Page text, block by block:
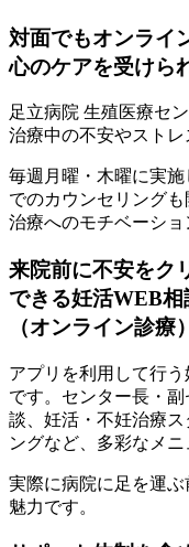
対面でもオンライ
心のケアを受けら
足立病院 生殖医療セ
治療中の不安やスト
毎週月曜・木曜に実
でのカウンセリング
治療へのモチベーショ
来院前に不安をク
できる妊活WEB相
（オンライン診療）
アプリを利用して行
です。センター長・
談、妊活・不妊治療
ングなど、 多彩なメニ
実際に病院に足を運
魅力です。